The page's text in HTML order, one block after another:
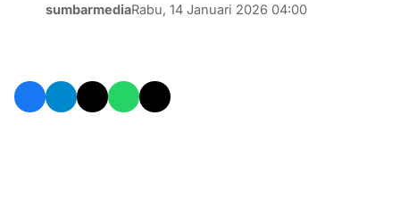
sumbarmediaRabu, 14 Januari 2026 04:00